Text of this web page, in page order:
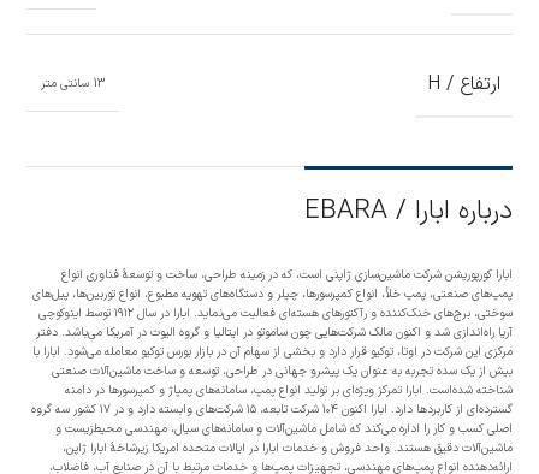
ارتفاع / H 13 سانتی متر
درباره ابارا / EBARA
ابارا کورپوریشن شرکت ماشین‌سازی ژاپنی است، که در زمینه طراحی، ساخت و توسعهٔ فناوری انواع
پمپ‌های صنعتی، پمپ خلأ، انواع کمپرسورها، چیلر و دستگاه‌های تهویه مطبوع، انواع توربین‌ها، پیل‌های
سوختی، برج‌های خنک‌کننده و رآکتورهای هسته‌ای فعالیت می‌نماید. ابارا در سال ۱۹۱۲ توسط اینوکوچی
آریا راه‌اندازی شد و اکنون مالک شرکت‌هایی چون ساموتو در ایتالیا و گروه الیوت در آمریکا می‌باشد. دفتر
مرکزی این شرکت در اوتا، توکیو قرار دارد و بخشی از سهام آن در بازار بورس توکیو معامله می‌شود. ابارا با
بیش از یک سده تجربه به عنوان یک پیشرو جهانی در طراحی، توسعه و ساخت ماشین‌آلات صنعتی
شناخته شده‌است. ابارا تمرکز ویژه‌ای بر تولید انواع پمپ، سامانه‌های پمپاژ و کمپرسورها در دامنه
گسترده‌ای از کاربردها دارد. ابارا اکنون ۱۰۴ شرکت تابعه، ۱۵ شرکت‌های وابسته دارد و در ۱۷ کشور سه گروه
اصلی کسب و کار را اداره می‌کند که شامل ماشین‌آلات و سامانه‌های سیال، مهندسی محیط‌زیست و
ماشین‌آلات دقیق هستند. واحد فروش و خدمات ابارا در ایالات متحده امریکا زیرشاخهٔ ابارا ژاپن،
ارائه‌دهنده انواع پمپ‌های مهندسی، تجهیزات پمپ‌ها و خدمات مرتبط با آن در صنایع آب، فاضلاب،